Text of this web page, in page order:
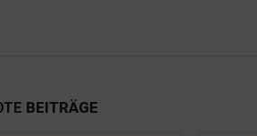
BEITRÄGE